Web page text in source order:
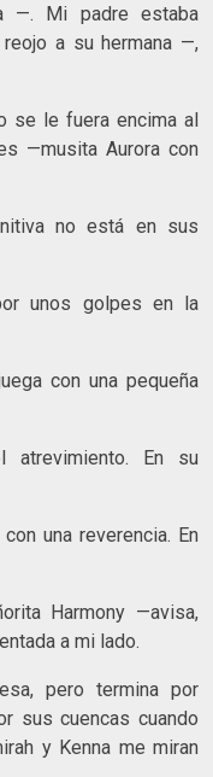
—. Mi padre estaba
a su hermana —,
se le fuera encima al
—musita Aurora con
no está en sus
unos golpes en la
con una pequeña
atrevimiento. En su
una reverencia. En
Harmony —avisa,
a mi lado.
pero termina por
sus cuencas cuando
y Kenna me miran